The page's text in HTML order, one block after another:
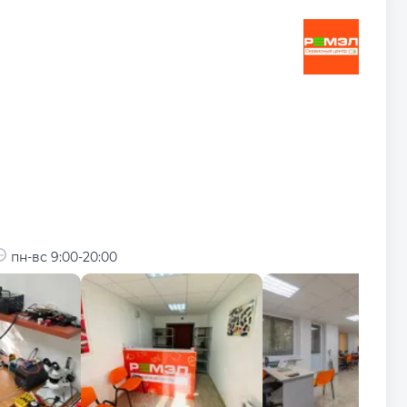
пн-вс 9:00-20:00